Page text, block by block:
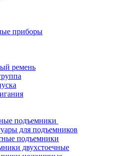
приборы
ремень
подъемники
для подъемников
подъемники
двухстоечные